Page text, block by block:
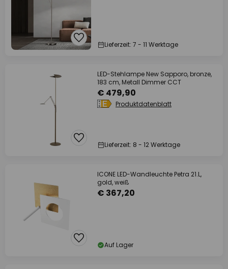
Lieferzeit: 7 - 11 Werktage
LED-Stehlampe New Sapporo, bronze,
183 cm, Metall Dimmer CCT
€ 479,90
Produktdatenblatt
Lieferzeit: 8 - 12 Werktage
ICONE LED-Wandleuchte Petra 21.L,
gold, weiß
€ 367,20
Auf Lager